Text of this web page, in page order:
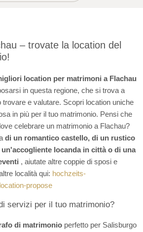
– trovate la location del
location per matrimoni a Flachau
in questa regione, che si trova a
e valutare. Scopri location uniche
in più per il tuo matrimonio. Pensi che
celebrare un matrimonio a Flachau?
di un romantico castello, di un rustico
locanda in città o di una
, aiutate altre coppie di sposi e
località qui: hochzeits-
propose
servizi per il tuo matrimonio?
di matrimonio perfetto per Salisburgo